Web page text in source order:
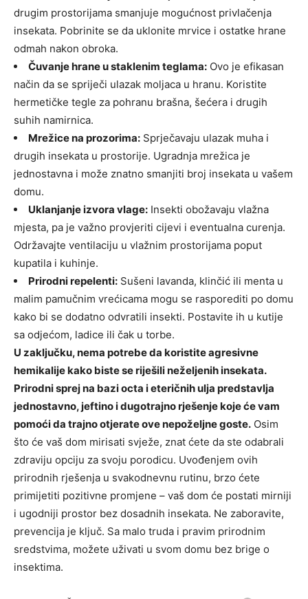
drugim prostorijama smanjuje mogućnost privlačenja
insekata. Pobrinite se da uklonite mrvice i ostatke hrane
odmah nakon obroka.
Čuvanje hrane u staklenim teglama: Ovo je efikasan
način da se spriječi ulazak moljaca u hranu. Koristite
hermetičke tegle za pohranu brašna, šećera i drugih
suhih namirnica.
Mrežice na prozorima: Sprječavaju ulazak muha i
drugih insekata u prostorije. Ugradnja mrežica je
jednostavna i može znatno smanjiti broj insekata u vašem
domu.
Uklanjanje izvora vlage: Insekti obožavaju vlažna
mjesta, pa je važno provjeriti cijevi i eventualna curenja.
Održavajte ventilaciju u vlažnim prostorijama poput
kupatila i kuhinje.
Prirodni repelenti: Sušeni lavanda, klinčić ili menta u
malim pamučnim vrećicama mogu se rasporediti po domu
kako bi se dodatno odvratili insekti. Postavite ih u kutije
sa odjećom, ladice ili čak u torbe.
U zaključku, nema potrebe da koristite agresivne
hemikalije kako biste se riješili neželjenih insekata.
Prirodni sprej na bazi octa i eteričnih ulja predstavlja
jednostavno, jeftino i dugotrajno rješenje koje će vam
pomoći da trajno otjerate ove nepoželjne goste. Osim
što će vaš dom mirisati svježe, znat ćete da ste odabrali
zdraviju opciju za svoju porodicu. Uvođenjem ovih
prirodnih rješenja u svakodnevnu rutinu, brzo ćete
primijetiti pozitivne promjene – vaš dom će postati mirniji
i ugodniji prostor bez dosadnih insekata. Ne zaboravite,
prevencija je ključ. Sa malo truda i pravim prirodnim
sredstvima, možete uživati u svom domu bez brige o
insektima.